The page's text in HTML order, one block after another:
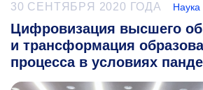
30 СЕНТЯБРЯ 2020 ГОДА Наука
Цифровизация высшего
и трансформация
процесса в условиях